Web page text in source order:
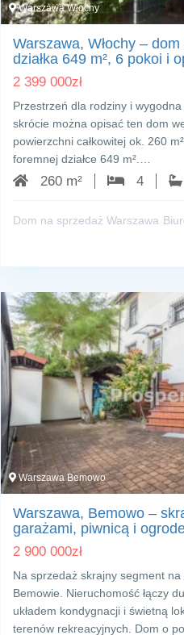
Warszawa Włochy
Warszawa, Włochy –
działka 649 m², 6 pokoi i
2 399 000zł
Przestrzeń dla rodziny i
skrócie można opisać ten dom
powierzchni całkowitej ok. 260
foremnej działce 649 m².…
260 m² 4
Dom na sprzedaż Warszawa
Warszawa Bemowo
Warszawa, Bemowo –
garażami, piwnicą i
2 900 000zł
Na sprzedaż skrajny segment
Bemowie. Nieruchomość łączy
układem kondygnacji i świetną
terenów rekreacyjnych. Dom o